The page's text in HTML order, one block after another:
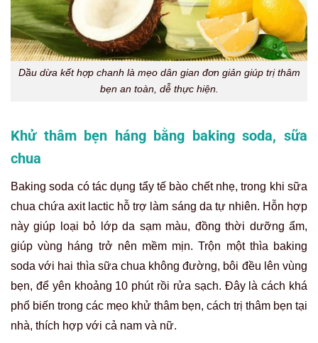
Dầu dừa kết hợp chanh là mẹo dân gian đơn giản giúp trị thâm
bẹn an toàn, dễ thực hiện.
Khử thâm bẹn háng bằng baking soda, sữa
chua
Baking soda có tác dụng tẩy tế bào chết nhẹ, trong khi sữa
chua chứa axit lactic hỗ trợ làm sáng da tự nhiên. Hỗn hợp
này giúp loại bỏ lớp da sạm màu, đồng thời dưỡng ẩm,
giúp vùng háng trở nên mềm mịn. Trộn một thìa baking
soda với hai thìa sữa chua không đường, bôi đều lên vùng
bẹn, để yên khoảng 10 phút rồi rửa sạch. Đây là cách khá
phổ biến trong các mẹo khử thâm bẹn, cách trị thâm bẹn tại
nhà, thích hợp với cả nam và nữ.